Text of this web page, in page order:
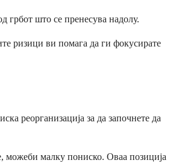
грбот што се пренесува надолу.
ризици ви помага да ги фокусирате
реорганизација за да започнете да
можеби малку пониско. Оваа позиција